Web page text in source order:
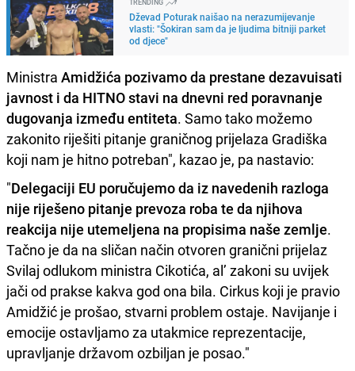
Dževad Poturak naišao na nerazumijevanje
vlasti: "Šokiran sam da je ljudima bitniji parket
od djece"
Ministra Amidžića pozivamo da prestane dezavuisati
javnost i da HITNO stavi na dnevni red poravnanje
dugovanja između entiteta. Samo tako možemo
zakonito riješiti pitanje graničnog prijelaza Gradiška
koji nam je hitno potreban", kazao je, pa nastavio:
"Delegaciji EU poručujemo da iz navedenih razloga
nije riješeno pitanje prevoza roba te da njihova
reakcija nije utemeljena na propisima naše zemlje.
Tačno je da na sličan način otvoren granični prijelaz
Svilaj odlukom ministra Cikotića, al’ zakoni su uvijek
jači od prakse kakva god ona bila. Cirkus koji je pravio
Amidžić je prošao, stvarni problem ostaje. Navijanje i
emocije ostavljamo za utakmice reprezentacije,
upravljanje državom ozbiljan je posao."